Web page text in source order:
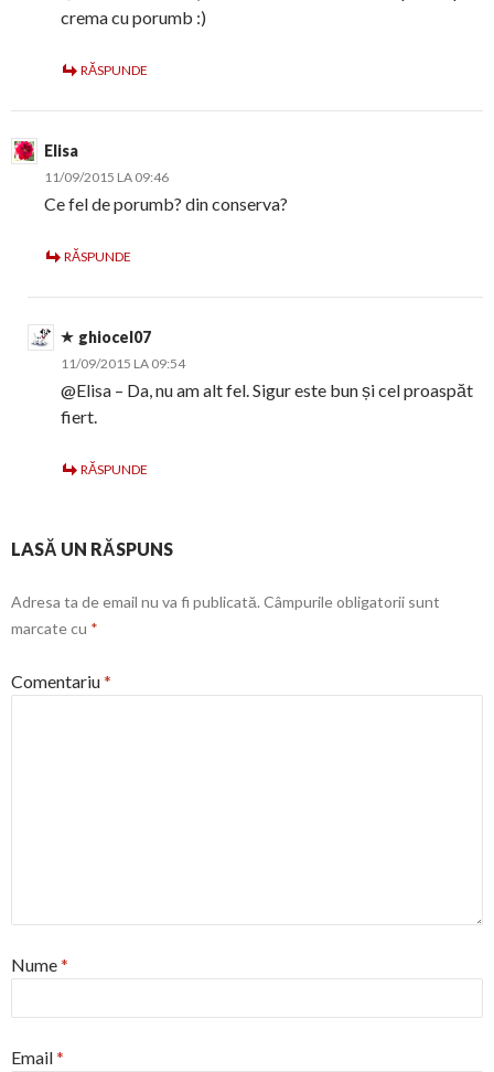
crema cu porumb :)
RĂSPUNDE
Elisa
11/09/2015 LA 09:46
Ce fel de porumb? din conserva?
RĂSPUNDE
ghiocel07
11/09/2015 LA 09:54
@Elisa – Da, nu am alt fel. Sigur este bun și cel proaspăt
fiert.
RĂSPUNDE
LASĂ UN RĂSPUNS
Adresa ta de email nu va fi publicată. Câmpurile obligatorii sunt
marcate cu *
Comentariu*
Nume*
Email*